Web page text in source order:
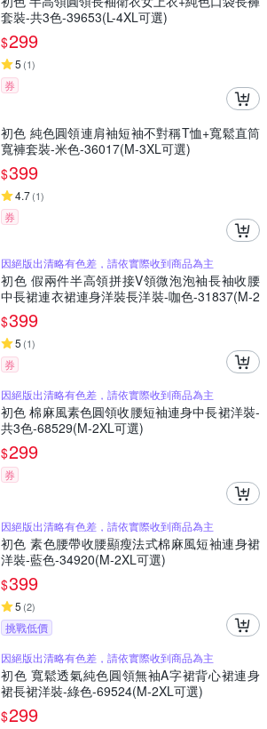
套裝-共3色-39653(L-4XL可選)
$299
5 (1)
券
初色 純色圓領連肩袖短袖不對稱T恤+寬鬆直筒
寬褲套裝-米色-36017(M-3XL可選)
$399
4.7(1)
券
因絕版出清略有色差，請依實際收到商品為主
初色 假兩件半高領拼接V領微泡泡袖長袖收腰
中長裙連衣裙連身洋裝長洋裝-咖色-31837(M-2
XL可選)
$399
5 (1)
券
因絕版出清略有色差，請依實際收到商品為主
初色 棉麻風素色圓領收腰短袖連身中長裙洋裝-
共3色-68529(M-2XL可選)
$299
券
因絕版出清略有色差，請依實際收到商品為主
初色 素色腰帶收腰顯瘦法式棉麻風短袖連身裙
洋裝-藍色-34920(M-2XL可選)
$399
5 (2)
挑戰低價
因絕版出清略有色差，請依實際收到商品為主
初色 寬鬆透氣純色圓領無袖A字裙背心裙連身
裙長裙洋裝-綠色-69524(M-2XL可選)
$299